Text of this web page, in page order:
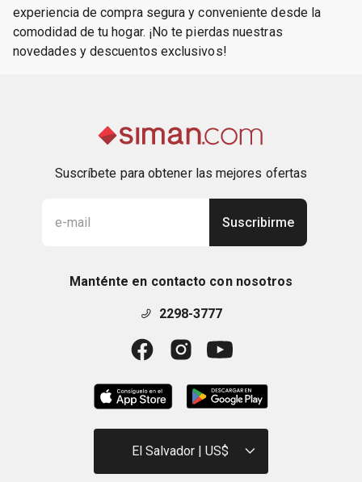
experiencia de compra segura y conveniente desde la
comodidad de tu hogar. ¡No te pierdas nuestras
novedades y descuentos exclusivos!
Suscríbete para obtener las mejores ofertas
Suscribirme
Manténte en contacto con nosotros
2298-3777
El Salvador | US$